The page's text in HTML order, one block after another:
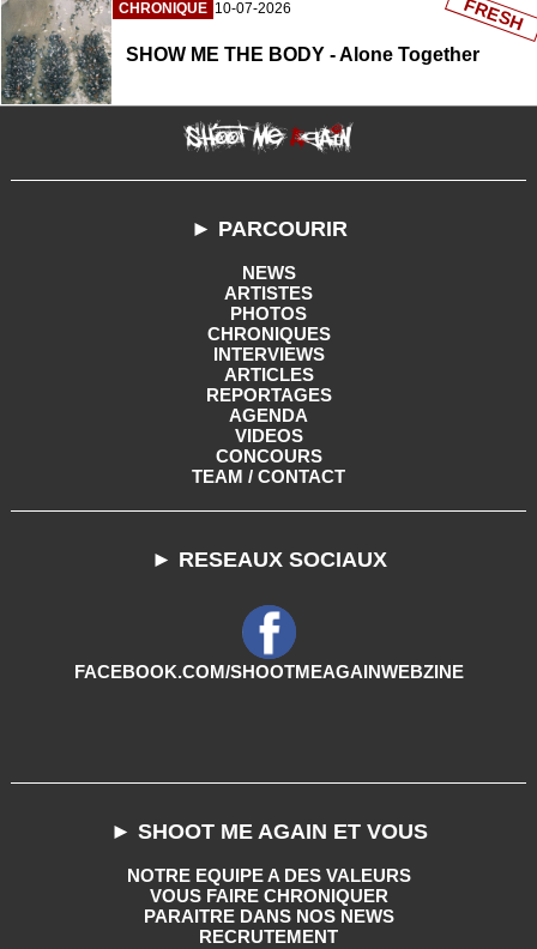
CHRONIQUE 10-07-2026
SHOW ME THE BODY - Alone Together
FRESH
► PARCOURIR
NEWS
ARTISTES
PHOTOS
CHRONIQUES
INTERVIEWS
ARTICLES
REPORTAGES
AGENDA
VIDEOS
CONCOURS
TEAM / CONTACT
► RESEAUX SOCIAUX
FACEBOOK.COM/SHOOTMEAGAINWEBZINE
► SHOOT ME AGAIN ET VOUS
NOTRE EQUIPE A DES VALEURS
VOUS FAIRE CHRONIQUER
PARAITRE DANS NOS NEWS
RECRUTEMENT